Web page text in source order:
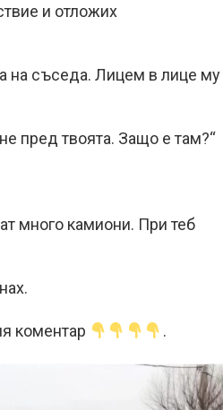
и отложих
на съседа. Лицем в лице му
пред твоята. Защо е там?“
много камиони. При теб
коментар .